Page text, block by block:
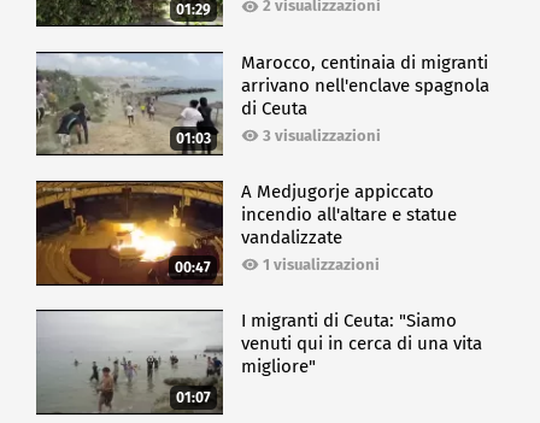
01:29 2 visualizzazioni
01:03
Marocco, centinaia di migranti
arrivano nell'enclave spagnola
di Ceuta
3 visualizzazioni
00:47
A Medjugorje appiccato
incendio all'altare e statue
vandalizzate
1 visualizzazioni
01:07
I migranti di Ceuta: "Siamo
venuti qui in cerca di una vita
migliore"